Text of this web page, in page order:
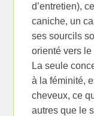
d’entretien),
caniche, un
ses sourcils
orienté vers le
La seule
à la féminité,
cheveux, ce
autres que le